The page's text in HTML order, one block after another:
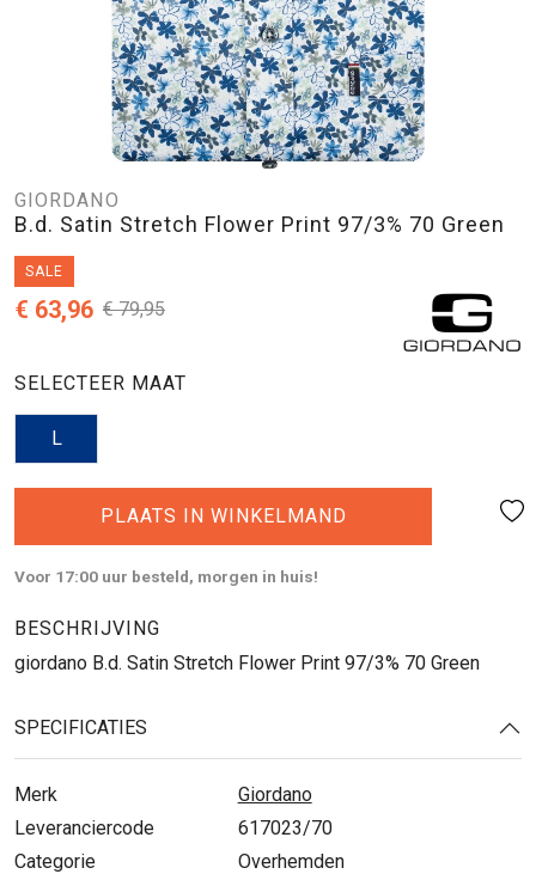
GIORDANO
B.d. Satin Stretch Flower Print 97/3% 70 Green
SALE
€ 79,95
€ 63,96
SELECTEER MAAT
L
PLAATS IN WINKELMAND
Voor 17:00 uur besteld, morgen in huis!
BESCHRIJVING
giordano B.d. Satin Stretch Flower Print 97/3% 70 Green
SPECIFICATIES
Merk
Giordano
Leveranciercode
617023/70
Categorie
Overhemden